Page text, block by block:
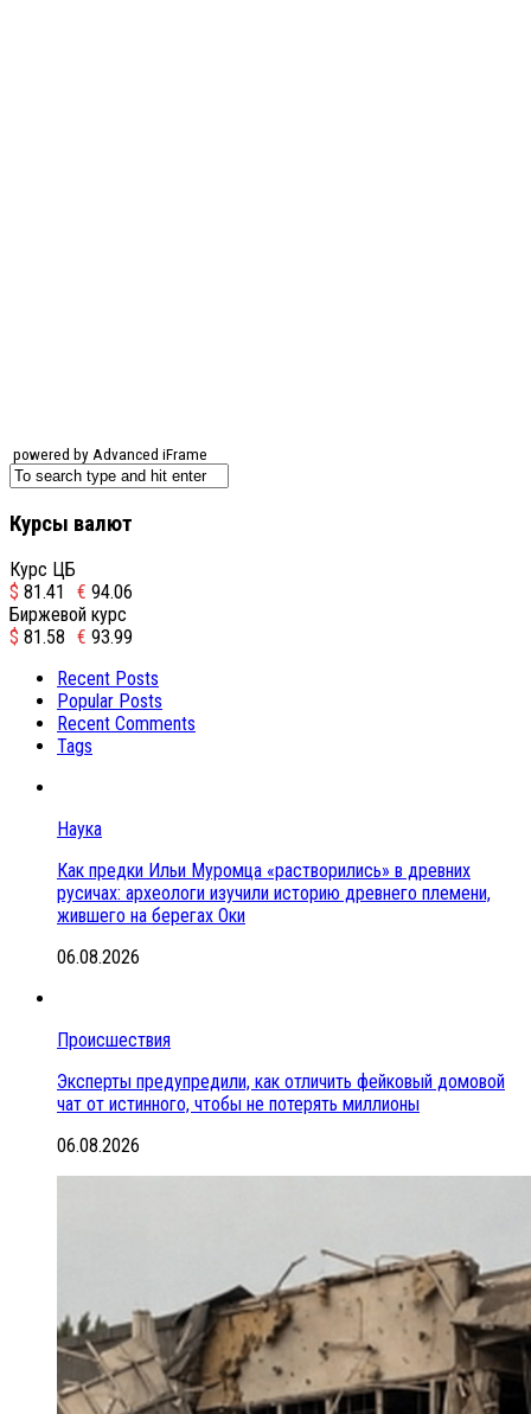
powered by Advanced iFrame
Курсы валют
Курс ЦБ
$ 81.41 € 94.06
Биржевой курс
$ 81.58 € 93.99
Recent Posts
Popular Posts
Recent Comments
Tags
Наука
Как предки Ильи Муромца «растворились» в древних
русичах: археологи изучили историю древнего племени,
жившего на берегах Оки
06.08.2026
Происшествия
Эксперты предупредили, как отличить фейковый домовой
чат от истинного, чтобы не потерять миллионы
06.08.2026